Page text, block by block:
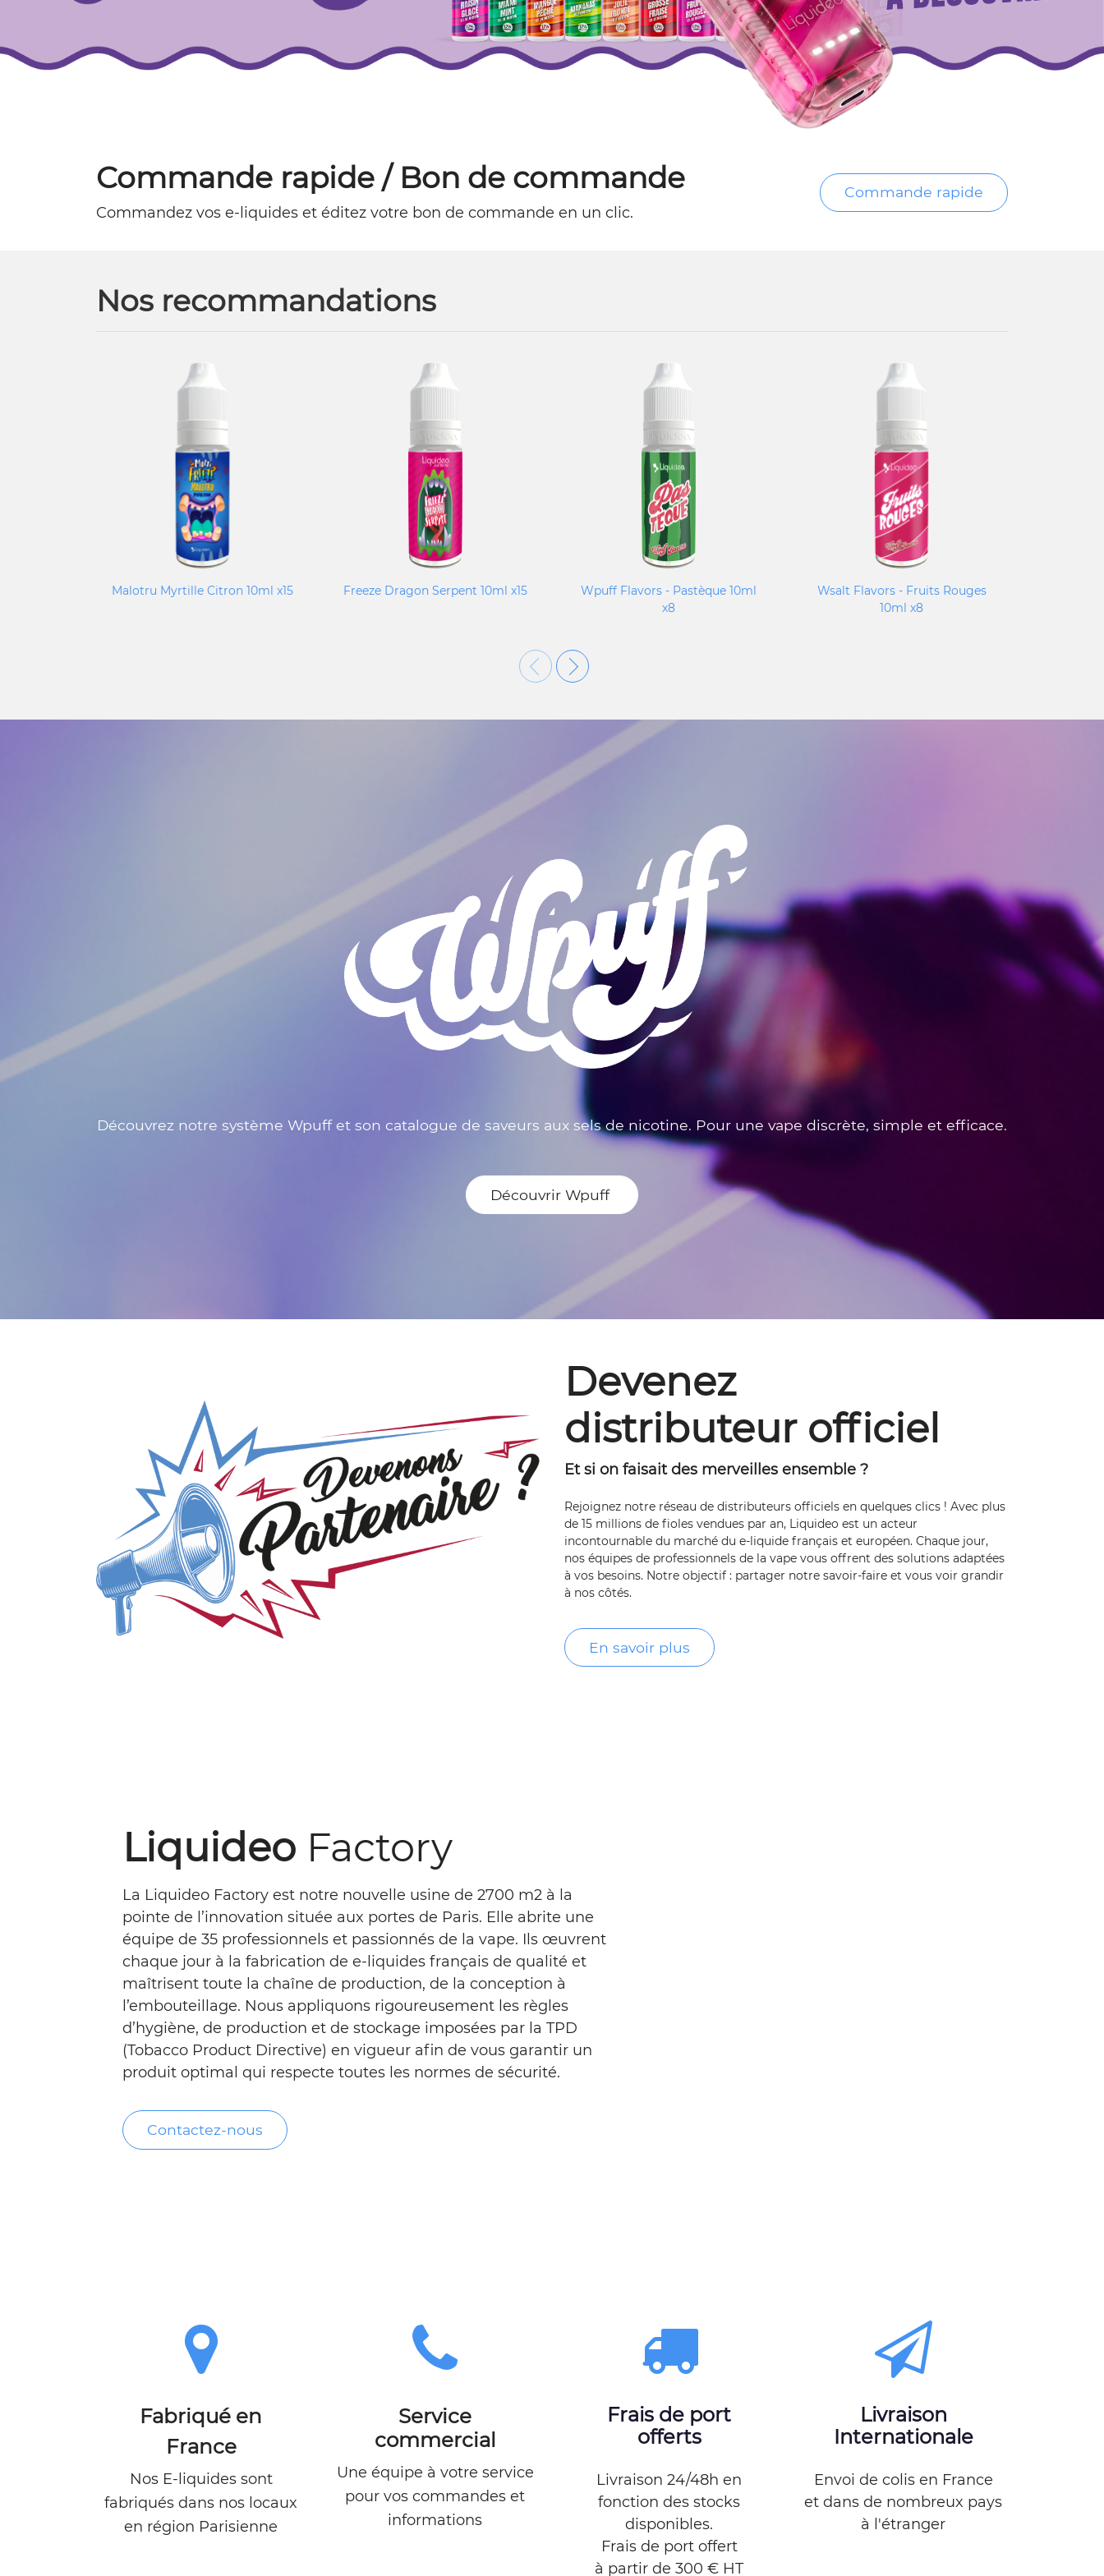
Commande rapide / Bon de commande
Commandez vos e-liquides et éditez votre bon de commande en un clic.
Commande rapide
Nos recommandations
Malotru Myrtille Citron 10ml x15 Freeze Dragon Serpent 10ml x15
Wpuff Flavors - Pastèque 10ml
x8
Wsalt Flavors - Fruits Rouges
10ml x8
Découvrez notre système Wpuff et son catalogue de saveurs aux sels de nicotine. Pour une vape discrète, simple et efficace.
Découvrir Wpuff
Devenez
distributeur officiel
Et si on faisait des merveilles ensemble ?
Rejoignez notre réseau de distributeurs officiels en quelques clics ! Avec plus
de 15 millions de fioles vendues par an, Liquideo est un acteur
incontournable du marché du e-liquide français et européen. Chaque jour,
nos équipes de professionnels de la vape vous offrent des solutions adaptées
à vos besoins. Notre objectif : partager notre savoir-faire et vous voir grandir
à nos côtés.
En savoir plus
Liquideo Factory
La Liquideo Factory est notre nouvelle usine de 2700 m2 à la
pointe de l’innovation située aux portes de Paris. Elle abrite une
équipe de 35 professionnels et passionnés de la vape. Ils œuvrent
chaque jour à la fabrication de e-liquides français de qualité et
maîtrisent toute la chaîne de production, de la conception à
l’embouteillage. Nous appliquons rigoureusement les règles
d’hygiène, de production et de stockage imposées par la TPD
(Tobacco Product Directive) en vigueur afin de vous garantir un
produit optimal qui respecte toutes les normes de sécurité.
Contactez-nous
Fabriqué en
France
Nos E-liquides sont
fabriqués dans nos locaux
en région Parisienne
Service
commercial
Une équipe à votre service
pour vos commandes et
informations
Frais de port
offerts
Livraison 24/48h en
fonction des stocks
disponibles.
Frais de port offert
à partir de 300 € HT
Livraison
Internationale
Envoi de colis en France
et dans de nombreux pays
à l'étranger